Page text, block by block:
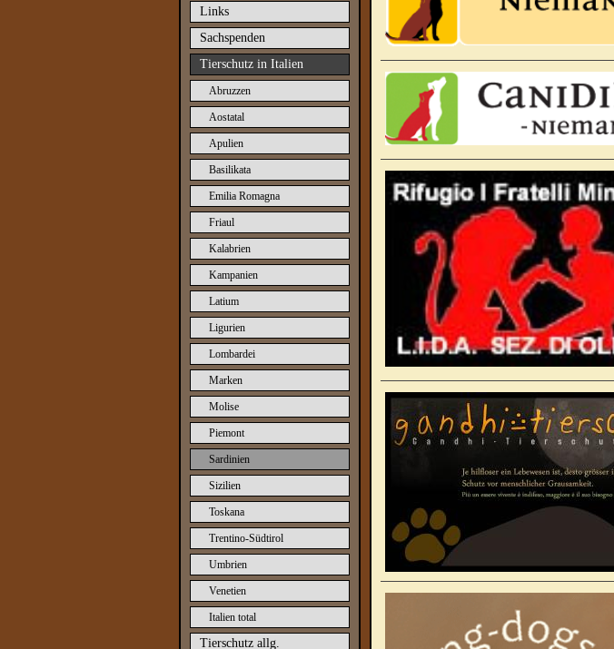
Links
Sachspenden
Tierschutz in Italien
Abruzzen
Aostatal
Apulien
Basilikata
Emilia Romagna
Friaul
Kalabrien
Kampanien
Latium
Ligurien
Lombardei
Marken
Molise
Piemont
Sardinien
Sizilien
Toskana
Trentino-Südtirol
Umbrien
Venetien
Italien total
Tierschutz allg.